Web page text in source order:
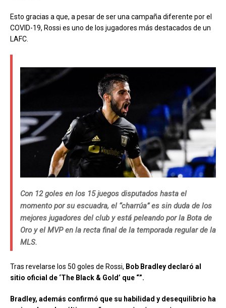
Esto gracias a que, a pesar de ser una campaña diferente por el
COVID-19, Rossi es uno de los jugadores más destacados de un
LAFC.
Con 12 goles en los 15 juegos disputados hasta el
momento por su escuadra, el “charrúa” es sin duda de los
mejores jugadores del club y está peleando por la Bota de
Oro y el MVP en la recta final de la temporada regular de la
MLS.
Tras revelarse los 50 goles de Rossi, Bob Bradley declaró al
sitio oficial de ‘The Black & Gold’ que “”.
Bradley, además confirmó que su habilidad y desequilibrio ha